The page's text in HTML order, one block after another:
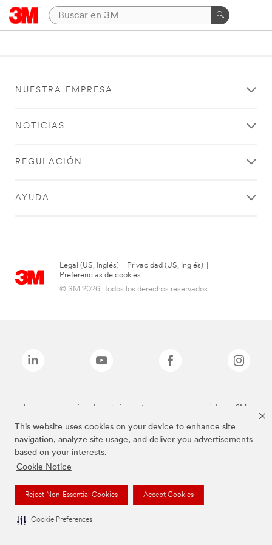
This website uses cookies on your device to enhance site
navigation, analyze site usage, and deliver you advertisements
based on your interests.
Cookie Notice
Reject Non-Essential Cookies Accept Cookies
Cookie Preferences
NUESTRA EMPRESA
NOTICIAS
REGULACIÓN
AYUDA
Legal (US, Inglés) Privacidad (US, Inglés)
Preferencias de cookies
© 3M 2026. Todos los derechos reservados..
Las marcas mencionadas anteriormente son marcas comerciales de 3M.